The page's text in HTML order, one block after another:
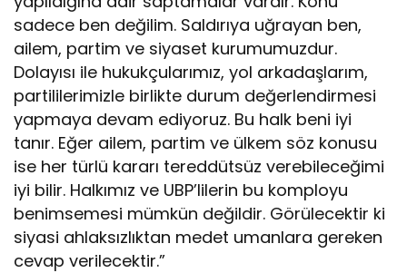
sadece ben değilim. Saldırıya uğrayan ben,
ailem, partim ve siyaset kurumumuzdur.
Dolayısı ile hukukçularımız, yol arkadaşlarım,
partililerimizle birlikte durum değerlendirmesi
yapmaya devam ediyoruz. Bu halk beni iyi
tanır. Eğer ailem, partim ve ülkem söz konusu
ise her türlü kararı tereddütsüz verebileceğimi
iyi bilir. Halkımız ve UBP’lilerin bu komployu
benimsemesi mümkün değildir. Görülecektir ki
siyasi ahlaksızlıktan medet umanlara gereken
cevap verilecektir.”